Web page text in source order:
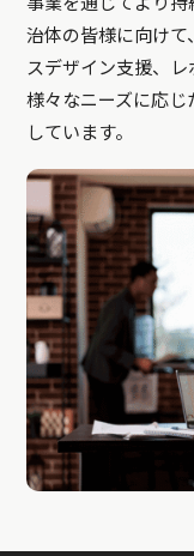
治体の皆様に向け
スデザイン支援、レ
様々なニーズに応
しています。